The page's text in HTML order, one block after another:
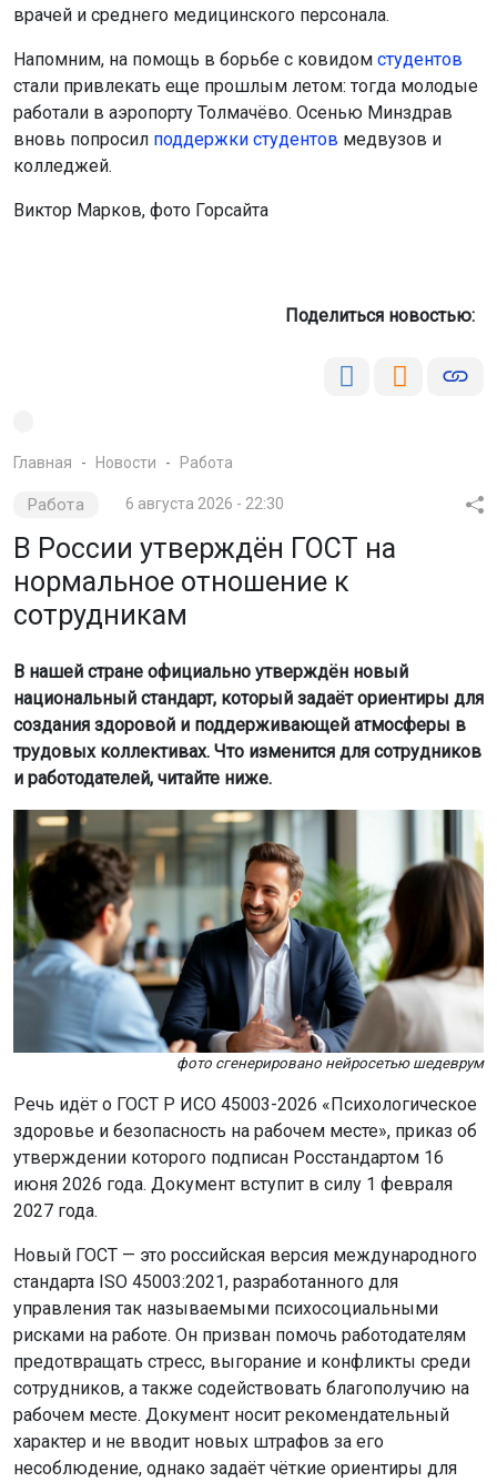
врачей и среднего медицинского персонала.
Напомним, на помощь в борьбе с ковидом студентов
стали привлекать еще прошлым летом: тогда молодые
работали в аэропорту Толмачёво. Осенью Минздрав
вновь попросил поддержки студентов медвузов и
колледжей.
Виктор Марков, фото Горсайта
Поделиться новостью:
Главная Новости Работа
Работа 6 августа 2026 - 22:30
В России утверждён ГОСТ на
нормальное отношение к
сотрудникам
В нашей стране официально утверждён новый
национальный стандарт, который задаёт ориентиры для
создания здоровой и поддерживающей атмосферы в
трудовых коллективах. Что изменится для сотрудников
и работодателей, читайте ниже.
фото сгенерировано нейросетью шедеврум
Речь идёт о ГОСТ Р ИСО 45003-2026 «Психологическое
здоровье и безопасность на рабочем месте», приказ об
утверждении которого подписан Росстандартом 16
июня 2026 года. Документ вступит в силу 1 февраля
2027 года.
Новый ГОСТ — это российская версия международного
стандарта ISO 45003:2021, разработанного для
управления так называемыми психосоциальными
рисками на работе. Он призван помочь работодателям
предотвращать стресс, выгорание и конфликты среди
сотрудников, а также содействовать благополучию на
рабочем месте. Документ носит рекомендательный
характер и не вводит новых штрафов за его
несоблюдение, однако задаёт чёткие ориентиры для